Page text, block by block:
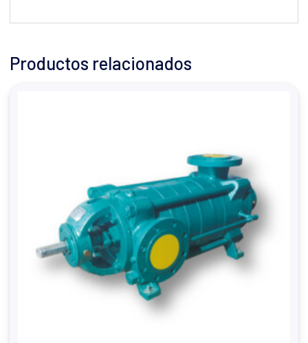
Productos relacionados